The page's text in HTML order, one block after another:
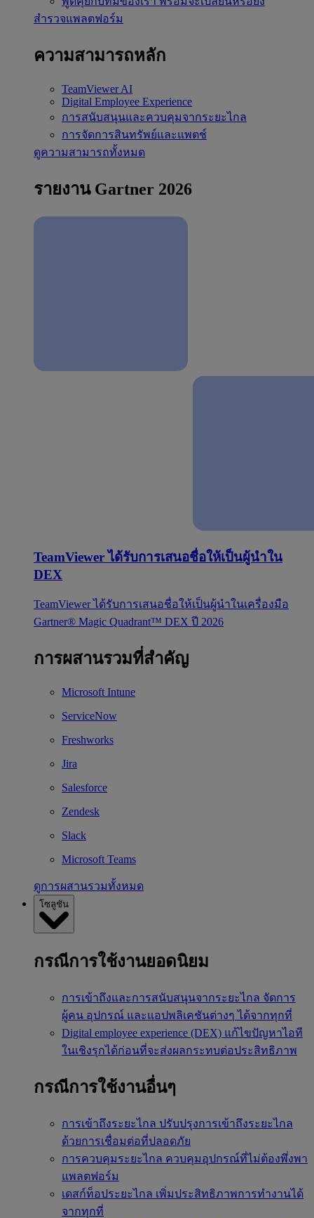
สำรวจแพลตฟอร์ม
ความสามารถหลัก
TeamViewer AI
Digital Employee Experience
การสนับสนุนและควบคุมจากระยะไกล
การจัดการสินทรัพย์และแพตช์
ดูความสามารถทั้งหมด
รายงาน Gartner 2026
TeamViewer ได้รับการเสนอชื่อให้เป็นผู้นำใน
DEX
TeamViewer ได้รับการเสนอชื่อให้เป็นผู้นำในเครื่องมือ
Gartner® Magic Quadrant™ DEX ปี 2026
การผสานรวมที่สำคัญ
Microsoft Intune
ServiceNow
Freshworks
Jira
Salesforce
Zendesk
Slack
Microsoft Teams
ดูการผสานรวมทั้งหมด
โซลูชัน
กรณีการใช้งานยอดนิยม
การเข้าถึงและการสนับสนุนจากระยะไกล จัดการ
ผู้คน อุปกรณ์ และแอปพลิเคชันต่างๆ ได้จากทุกที่
Digital employee experience (DEX) แก้ไขปัญหาไอที
ในเชิงรุกได้ก่อนที่จะส่งผลกระทบต่อประสิทธิภาพ
กรณีการใช้งานอื่นๆ
การเข้าถึงระยะไกล ปรับปรุงการเข้าถึงระยะไกล
ด้วยการเชื่อมต่อที่ปลอดภัย
การควบคุมระยะไกล ควบคุมอุปกรณ์ที่ไม่ต้องพึ่งพา
แพลตฟอร์ม
เดสก์ท็อประยะไกล เพิ่มประสิทธิภาพการทำงานได้
จากทุกที่